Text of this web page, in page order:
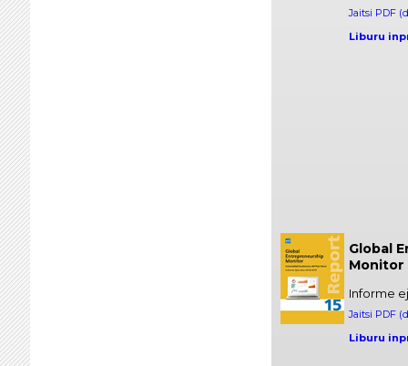
Jaitsi PDF
Liburu
Global
Monitor
Informe
Jaitsi PDF
Liburu